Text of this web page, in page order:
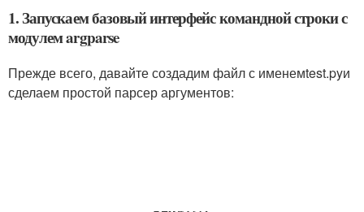
1. Запускаем базовый интерфейс командной строки с
модулем argparse
Прежде всего, давайте создадим файл с именемtest.pyи
сделаем простой парсер аргументов: